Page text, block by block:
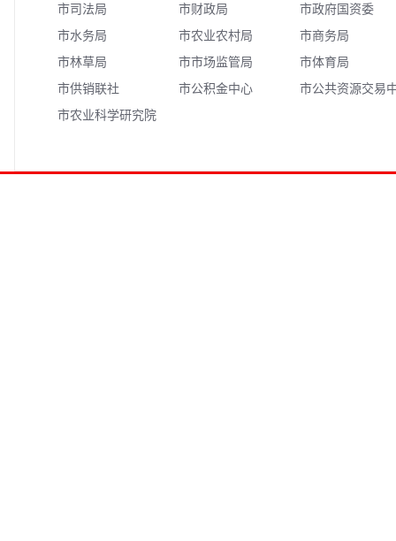
市司法局
市财政局
市政府国资委
市水务局
市农业农村局
市商务局
市林草局
市市场监管局
市体育局
市供销联社
市公积金中心
市公共资源交易
市农业科学研究院